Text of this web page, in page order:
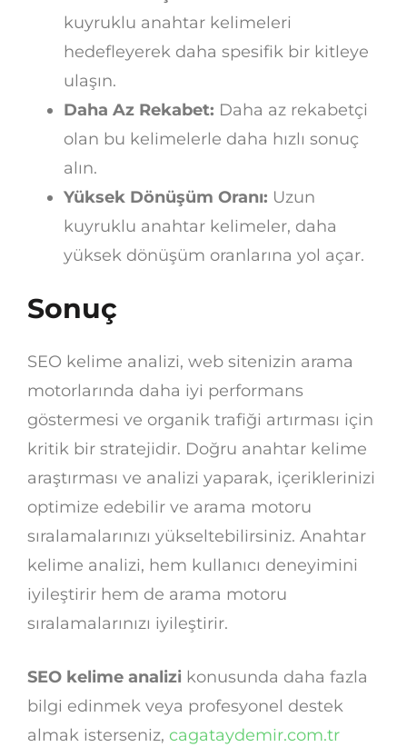
kuyruklu anahtar kelimeleri
hedefleyerek daha spesifik bir kitleye
ulaşın.
Daha Az Rekabet: Daha az rekabetçi
olan bu kelimelerle daha hızlı sonuç
alın.
Yüksek Dönüşüm Oranı: Uzun
kuyruklu anahtar kelimeler, daha
yüksek dönüşüm oranlarına yol açar.
Sonuç
SEO kelime analizi, web sitenizin arama
motorlarında daha iyi performans
göstermesi ve organik trafiği artırması için
kritik bir stratejidir. Doğru anahtar kelime
araştırması ve analizi yaparak, içeriklerinizi
optimize edebilir ve arama motoru
sıralamalarınızı yükseltebilirsiniz. Anahtar
kelime analizi, hem kullanıcı deneyimini
iyileştirir hem de arama motoru
sıralamalarınızı iyileştirir.
SEO kelime analizi konusunda daha fazla
bilgi edinmek veya profesyonel destek
almak isterseniz, cagataydemir.com.tr